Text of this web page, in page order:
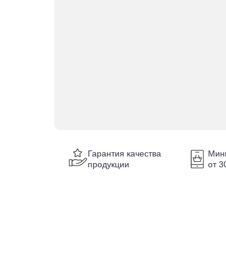
Гарантия качества
продукции
от